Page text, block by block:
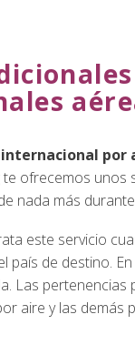
por
ofrecemos unos
nada más
este servicio
país de destino.
Las
aire y las demás